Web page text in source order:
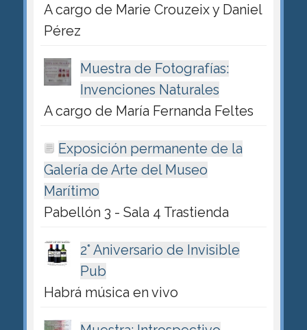
A cargo de Marie Crouzeix y Daniel
Pérez
Muestra de Fotografías:
Invenciones Naturales
A cargo de María Fernanda Feltes
Exposición permanente de la
Galería de Arte del Museo
Marítimo
Pabellón 3 - Sala 4 Trastienda
2° Aniversario de Invisible
Pub
Habrá música en vivo